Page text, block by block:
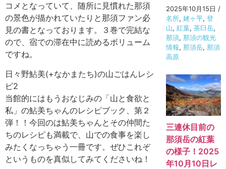
コメとなっていて、随所に見慣れた那須
の景色が描かれていたりと那須ファン必
見の書となっております。３巻で完結な
ので、宿での滞在中に読めるボリューム
ですね。
日々野鮎美(+なかまたち)の山ごはんレシ
ピ2
当館的にはもうおなじみの「山と食欲と
私」の鮎美ちゃんのレシピブック、第２
弾！！今回のは鮎美ちゃんとその仲間た
ちのレシピも満載で、山での食事を楽し
みたくなっちゃう一冊です。ぜひこれぞ
というものを真似してみてくださいね！
2025年10月15日 /
名所,姥ヶ平,登
山,紅葉,茶臼岳,
那須,那須の観光
情報,那須岳,那須
高原
三連休目前の
那須岳の紅葉
の様子！2025
年10月10日レ